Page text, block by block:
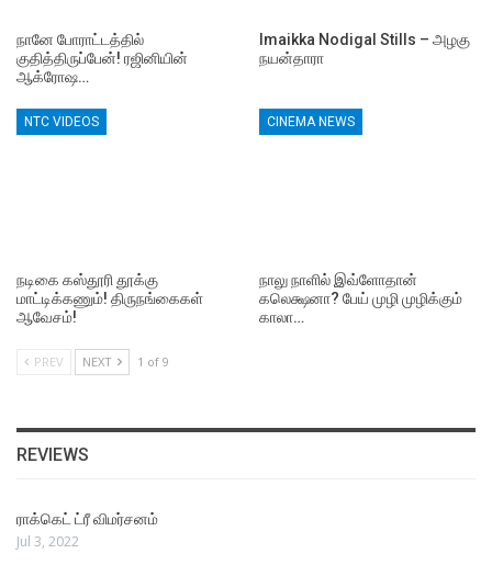
நானே போராட்டத்தில்
குதித்திருப்பேன்! ரஜினியின்
ஆக்ரோஷ…
Imaikka Nodigal Stills – அழகு
நயன்தாரா
NTC VIDEOS
நடிகை கஸ்தூரி தூக்கு
மாட்டிக்கணும்! திருநங்கைகள்
ஆவேசம்!
CINEMA NEWS
நாலு நாளில் இவ்ளோதான்
கலெக்ஷனா? பேய் முழி முழிக்கும்
காலா…
PREV NEXT 1 of 9
REVIEWS
ராக்கெட் ட்ரீ விமர்சனம்
Jul 3, 2022